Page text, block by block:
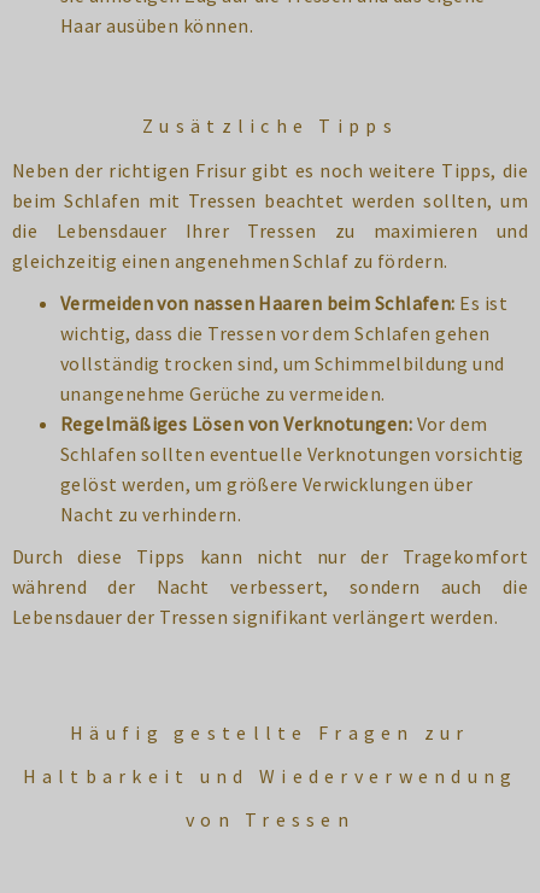
Haar ausüben können.
Zusätzliche Tipps
Neben der richtigen Frisur gibt es noch weitere Tipps, die
beim Schlafen mit Tressen beachtet werden sollten, um
die Lebensdauer Ihrer Tressen zu maximieren und
gleichzeitig einen angenehmen Schlaf zu fördern.
Vermeiden von nassen Haaren beim Schlafen: Es ist
wichtig, dass die Tressen vor dem Schlafen gehen
vollständig trocken sind, um Schimmelbildung und
unangenehme Gerüche zu vermeiden.
Regelmäßiges Lösen von Verknotungen: Vor dem
Schlafen sollten eventuelle Verknotungen vorsichtig
gelöst werden, um größere Verwicklungen über
Nacht zu verhindern.
Durch diese Tipps kann nicht nur der Tragekomfort
während der Nacht verbessert, sondern auch die
Lebensdauer der Tressen signifikant verlängert werden.
Häufig gestellte Fragen zur
Haltbarkeit und Wiederverwendung
von Tressen